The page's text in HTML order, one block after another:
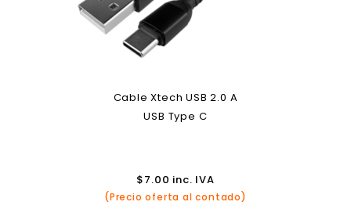
Cable Xtech USB 2.0 A
USB Type C
$7.00 inc. IVA
(Precio oferta al contado)